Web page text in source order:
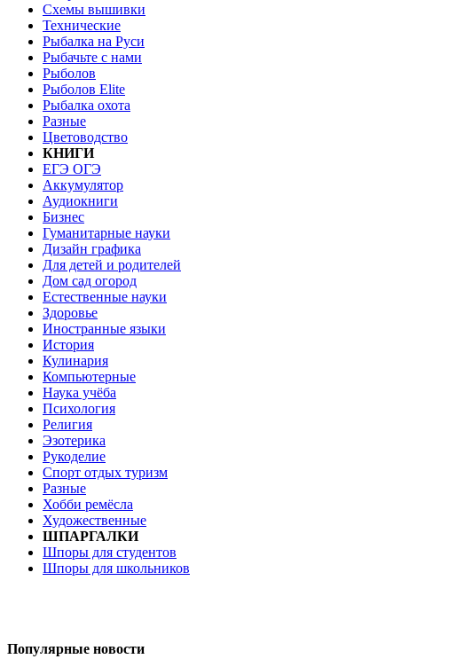
Схемы вышивки
Технические
Рыбалка на Руси
Рыбачьте с нами
Рыболов
Рыболов Elite
Рыбалка охота
Разные
Цветоводство
КНИГИ
ЕГЭ ОГЭ
Аккумулятор
Аудиокниги
Бизнес
Гуманитарные науки
Дизайн графика
Для детей и родителей
Дом сад огород
Естественные науки
Здоровье
Иностранные языки
История
Кулинария
Компьютерные
Наука учёба
Психология
Религия
Эзотерика
Рукоделие
Спорт отдых туризм
Разные
Хобби ремёсла
Художественные
ШПАРГАЛКИ
Шпоры для студентов
Шпоры для школьников
Популярные новости